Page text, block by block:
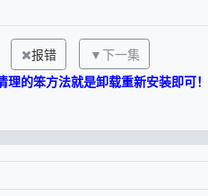
报错
▼下一集
的笨方法就是卸载重新安装即可！